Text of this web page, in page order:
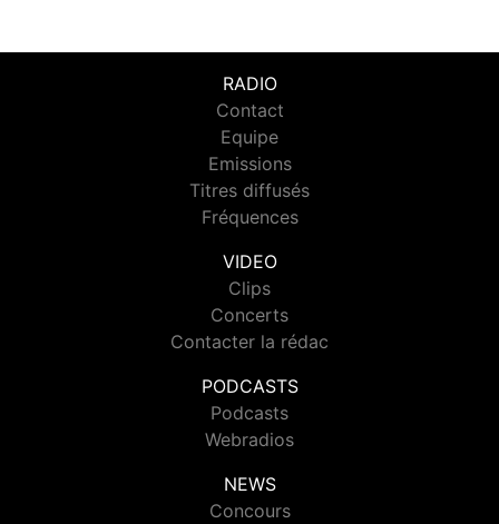
RADIO
Contact
Equipe
Emissions
Titres diffusés
Fréquences
VIDEO
Clips
Concerts
Contacter la rédac
PODCASTS
Podcasts
Webradios
NEWS
Concours